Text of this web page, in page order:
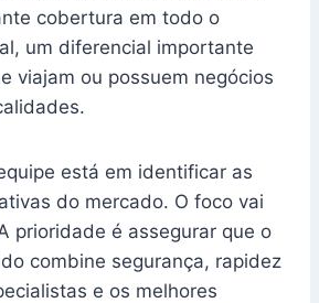
cobertura em todo o
um diferencial importante
viajam ou possuem negócios
está em identificar as
do mercado. O foco vai
prioridade é assegurar que o
combine segurança, rapidez
e os melhores